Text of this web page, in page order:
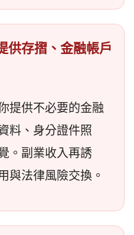
供存摺、金融帳戶
提供不必要的金融
料、身分證件照
。副業收入再誘
與法律風險交換。